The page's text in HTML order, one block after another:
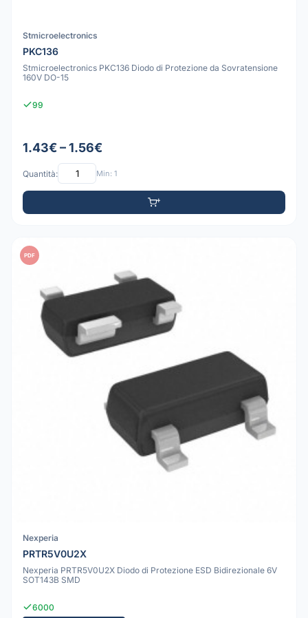
Stmicroelectronics
PKC136
Stmicroelectronics PKC136 Diodo di Protezione da Sovratensione
160V DO-15
99
1.43€ – 1.56€
Quantità: Min: 1
PDF
Nexperia
PRTR5V0U2X
Nexperia PRTR5V0U2X Diodo di Protezione ESD Bidirezionale 6V
SOT143B SMD
6000